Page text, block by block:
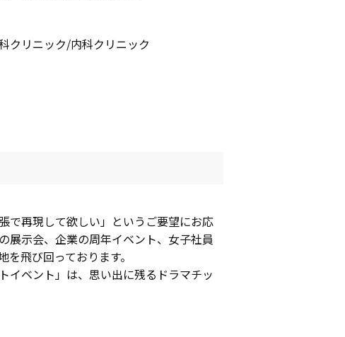
クリニック/内科クリニック
で再現して欲しい」というご要望にお応
展示会、企業の周年イベント、女子社員
飛び回っております。
イベント」は、思い出に残るドラマチッ